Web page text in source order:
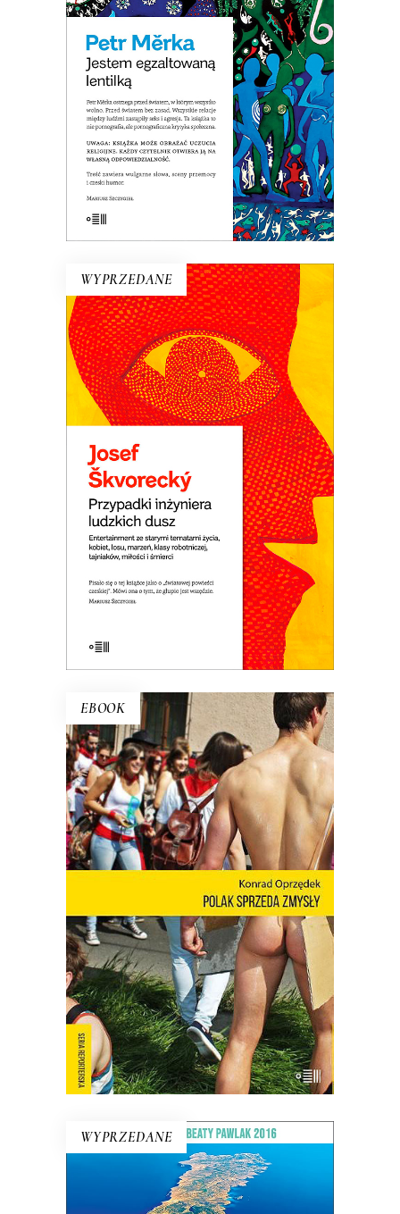
E-BOOK DO KOSZYKA
Opowiadania surrealistyczne, science
fiction o dewiantach, horror erotyczny,
pornograficzna krytyka społeczna. Ta
książką wprawiła w zdumienie nawet
czeskich czytelników!
WYPRZEDANE
E-BOOK DO KOSZYKA
PRZYPADKI INŻYNIERA
LUDZKICH DUSZ
Powieść rzeka. Płyną nią setki
dramatycznych i śmiesznych ludzkich
losów. Wojna i komunizm. Miłość do
dziewcząt i saksofonu. Ucieczka z kraju i
tęsknota za domem. Jedna z
najlepszych czeskich powieści.
EBOOK
E-BOOK DO KOSZYKA
POLAK SPRZEDA ZMYSŁY
Nie ma o Polsce takich książek jak
debiut Konrada Oprzędka. Wariackich,
ale pogodnych. Smutnych, ale nie
przygnębiających. Ta błyskotliwa książka
pokazuje, kim są Polacy, kiedy nie
muszą być sobą.
WYPRZEDANE